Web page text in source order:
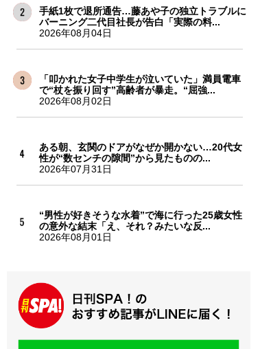
手紙1枚で退所通告…藤あや子の独立トラブルに
バーニング二代目社長が告白「実際の料...
2026年08月04日
「叩かれた女子中学生が泣いていた」満員電車
で“杖を振り回す”高齢者が暴走。“屈強...
2026年08月02日
ある朝、玄関のドアがなぜか開かない…20代女
性が“数センチの隙間”から見たものの...
2026年07月31日
“男性が好きそうな水着”で海に行った25歳女性
の意外な結末「え、それ？みたいな反...
2026年08月01日